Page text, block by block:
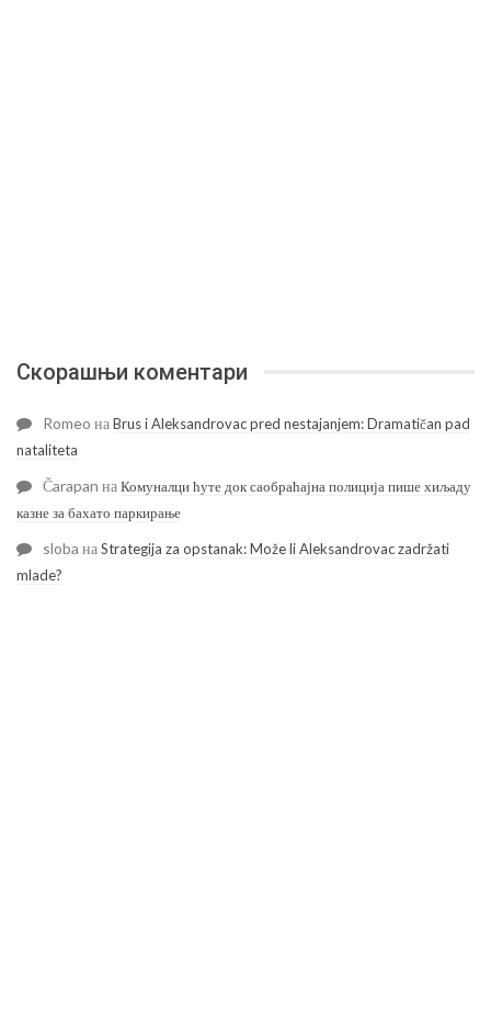
Скорашњи коментари
Romeo наBrus i Aleksandrovac pred nestajanjem: Dramatičan pad
nataliteta
Čarapan наКомуналци ћуте док саобраћајна полиција пише хиљаду
казне за бахато паркирање
sloba наStrategija za opstanak: Može li Aleksandrovac zadržati
mlade?